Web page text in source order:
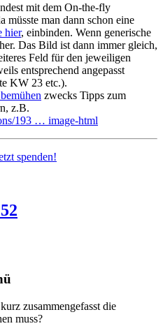
mit dem On-the-fly
müsste man dann schon eine
hier, einbinden. Wenn generische
Das Bild ist dann immer gleich,
Feld für den jeweiligen
entsprechend angepasst
KW 23 etc.).
zwecks Tipps zum
z.B.
193 … image-html
spenden!
zusammengefasst die
muss?